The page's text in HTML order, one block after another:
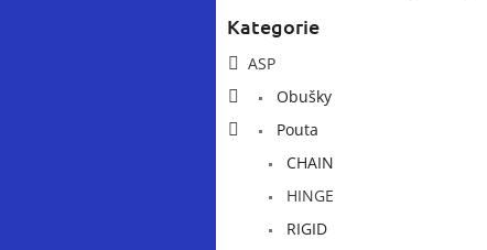
Přeskočit
Kategorie
ASP
Obušky
Pouta
CHAIN
HINGE
RIGID